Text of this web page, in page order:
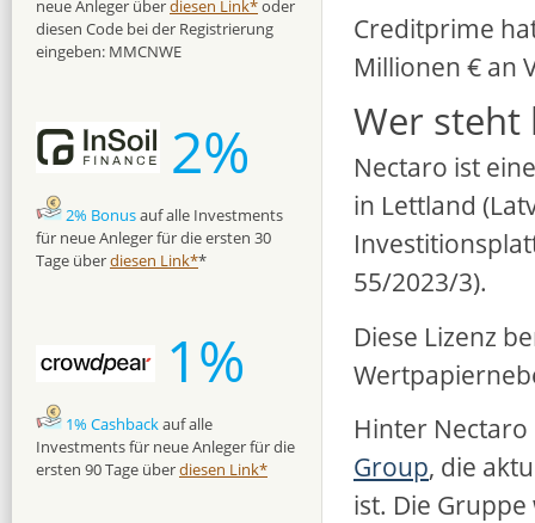
Creditprime
Millionen € an
Wer steht
Nectaro ist
in Lettland
55/2023/3).
Diese Lizenz
Hinter
Group, die
ist. Die
neue Anleger überdiesen Link*oder
diesen Code bei der Registrierung
eingeben: MMCNWE
2%
2% Bonusauf alle Investments
für neue Anleger für die ersten 30
Tage überdiesen Link**
1%
1% Cashbackauf alle
Investments für neue Anleger für die
ersten 90 Tage überdiesen Link*